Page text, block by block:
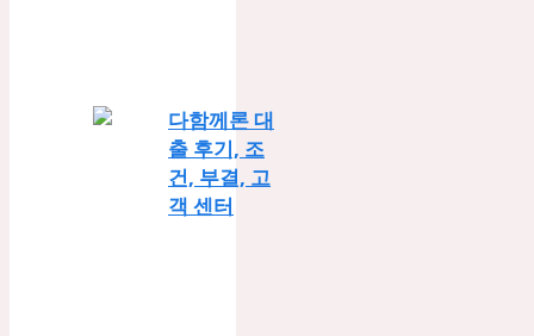
다함께론 대
출 후기, 조
건, 부결, 고
객 센터